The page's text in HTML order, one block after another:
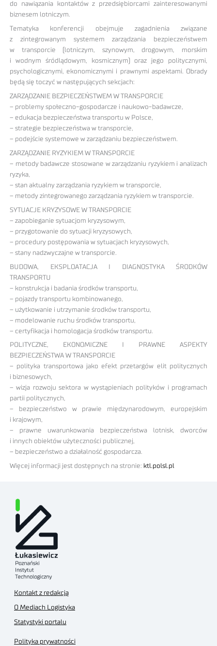
do nawiązania kontaktów z przedsiębiorcami zainteresowanymi
biznesem lotniczym.
Tematyka konferencji obejmuje zagadnienia związane
z zintegrowanym systemem zarządzania bezpieczeństwem
w transporcie (lotniczym, szynowym, drogowym, morskim
i wodnym śródlądowym, kosmicznym) oraz jego politycznymi,
psychologicznymi, ekonomicznymi i prawnymi aspektami. Obrady
będą się toczyć w następujących sekcjach:
ZARZĄDZANIE BEZPIECZEŃSTWEM W TRANSPORCIE
– problemy społeczno-gospodarcze i naukowo-badawcze,
– edukacja bezpieczeństwa transportu w Polsce,
– strategie bezpieczeństwa w transporcie,
– podejście systemowe w zarządzaniu bezpieczeństwem.
ZARZĄDZANIE RYZYKIEM W TRANSPORCIE
– metody badawcze stosowane w zarządzaniu ryzykiem i analizach
ryzyka,
– stan aktualny zarządzania ryzykiem w transporcie,
– metody zintegrowanego zarządzania ryzykiem w transporcie.
SYTUACJE KRYZYSOWE W TRANSPORCIE
– zapobieganie sytuacjom kryzysowym,
– przygotowanie do sytuacji kryzysowych,
– procedury postępowania w sytuacjach kryzysowych,
– stany nadzwyczajne w transporcie.
BUDOWA, EKSPLOATACJA I DIAGNOSTYKA ŚRODKÓW
TRANSPORTU
– konstrukcja i badania środków transportu,
– pojazdy transportu kombinowanego,
– użytkowanie i utrzymanie środków transportu,
– modelowanie ruchu środków transportu,
– certyfikacja i homologacja środków transportu.
POLITYCZNE, EKONOMICZNE I PRAWNE ASPEKTY
BEZPIECZEŃSTWA W TRANSPORCIE
– polityka transportowa jako efekt przetargów elit politycznych
i biznesowych,
– wizja rozwoju sektora w wystąpieniach polityków i programach
partii politycznych,
– bezpieczeństwo w prawie międzynarodowym, europejskim
i krajowym,
– prawne uwarunkowania bezpieczeństwa lotnisk, dworców
i innych obiektów użyteczności publicznej,
– bezpieczeństwo a działalność gospodarcza.
Więcej informacji jest dostępnych na stronie: ktl.polsl.pl
Kontakt z redakcją
O Mediach Logistyka
Statystyki portalu
Polityka prywatności